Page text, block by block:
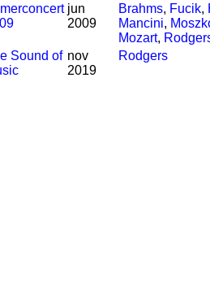
jun
2009
Brahms, Fucik,
Mancini,
Mozart,
Sound of nov
2019
Rodgers